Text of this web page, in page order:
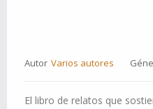
Autor Varios autores
El libro de relatos que